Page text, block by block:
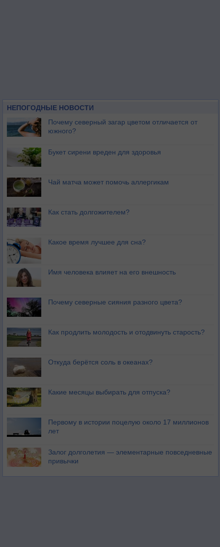
НЕПОГОДНЫЕ НОВОСТИ
Почему северный загар цветом отличается от
южного?
Букет сирени вреден для здоровья
Чай матча может помочь аллергикам
Как стать долгожителем?
Какое время лучшее для сна?
Имя человека влияет на его внешность
Почему северные сияния разного цвета?
Как продлить молодость и отодвинуть старость?
Откуда берётся соль в океанах?
Какие месяцы выбирать для отпуска?
Первому в истории поцелую около 17 миллионов
лет
Залог долголетия — элементарные повседневные
привычки